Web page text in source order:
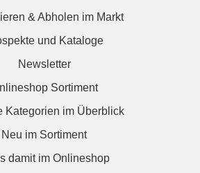
& Abholen im Markt
und Kataloge
Newsletter
Sortiment
Kategorien im Überblick
Neu im Sortiment
damit im Onlineshop